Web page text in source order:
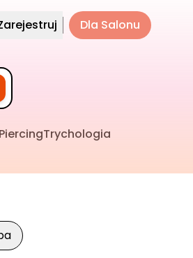
Dla Salonu
Trychologia
mapy